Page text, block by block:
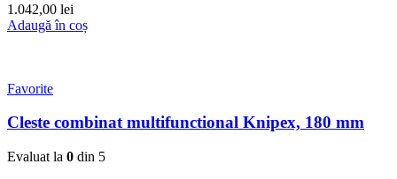
1.042,00 lei
Adaugă în coș
Favorite
Cleste combinat multifunctional Knipex, 180 mm
Evaluat la 0 din 5